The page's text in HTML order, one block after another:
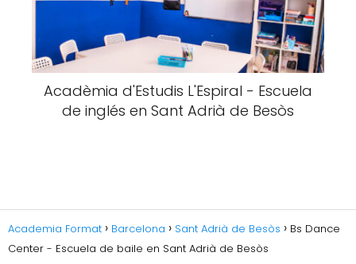
Acadèmia d'Estudis L'Espiral - Escuela
de inglés en Sant Adrià de Besòs
Academia Format Barcelona Sant Adrià de Besòs
Bs Dance
Center - Escuela de baile en Sant Adrià de Besòs